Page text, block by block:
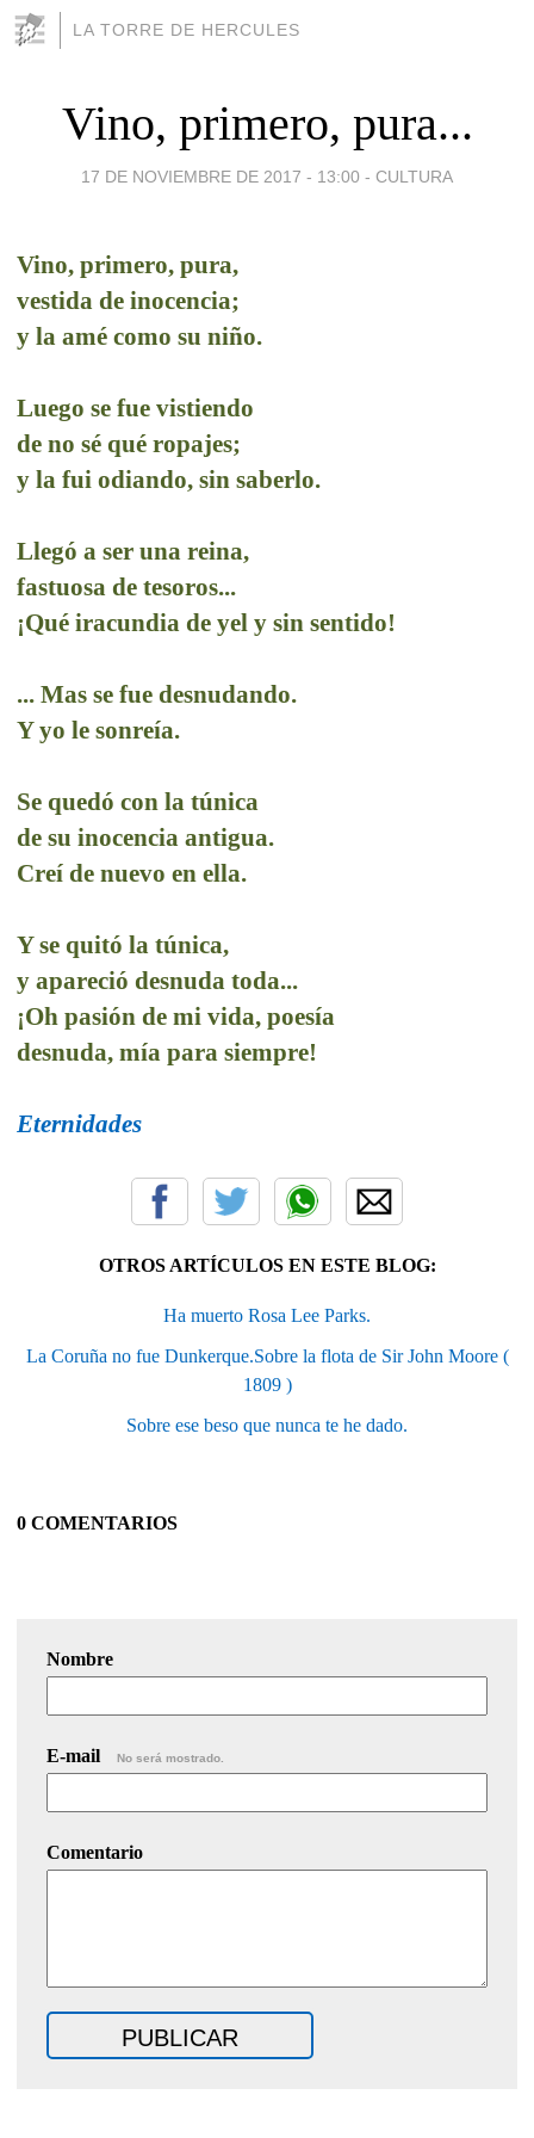
LA TORRE DE HERCULES
Vino, primero, pura...
17 DE NOVIEMBRE DE 2017 - 13:00 - CULTURA
Vino, primero, pura,
vestida de inocencia;
y la amé como su niño.
Luego se fue vistiendo
de no sé qué ropajes;
y la fui odiando, sin saberlo.
Llegó a ser una reina,
fastuosa de tesoros...
¡Qué iracundia de yel y sin sentido!
... Mas se fue desnudando.
Y yo le sonreía.
Se quedó con la túnica
de su inocencia antigua.
Creí de nuevo en ella.
Y se quitó la túnica,
y apareció desnuda toda...
¡Oh pasión de mi vida, poesía
desnuda, mía para siempre!
Eternidades
OTROS ARTÍCULOS EN ESTE BLOG:
Ha muerto Rosa Lee Parks.
La Coruña no fue Dunkerque.Sobre la flota de Sir John Moore (
1809 )
Sobre ese beso que nunca te he dado.
0 COMENTARIOS
Nombre
E-mail No será mostrado.
Comentario